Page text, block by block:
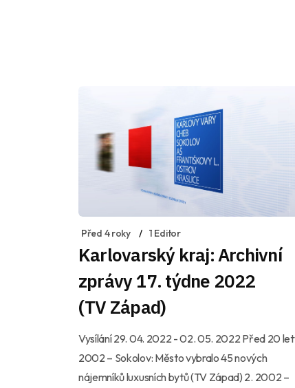
Před 4 roky 1 Editor
Karlovarský kraj: Archivní
zprávy 17. týdne 2022
(TV Západ)
Vysílání 29. 04. 2022 - 02. 05. 2022 Před 20 lety
2002 – Sokolov: Město vybralo 45 nových
nájemníků luxusních bytů (TV Západ) 2. 2002 –